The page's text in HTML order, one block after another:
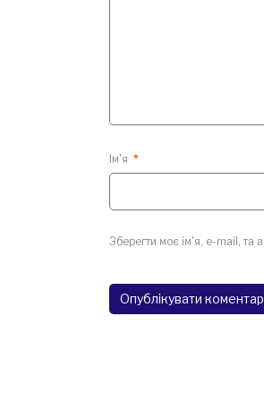
Ім'я *
Зберегти моє ім'я, e-mail, та